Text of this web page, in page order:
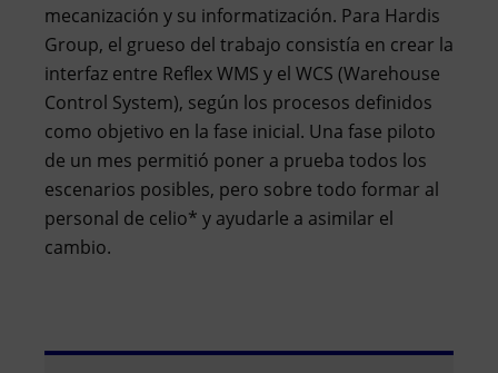
mecanización y su informatización. Para Hardis
Group, el grueso del trabajo consistía en crear la
interfaz entre Reflex WMS y el WCS (Warehouse
Control System), según los procesos definidos
como objetivo en la fase inicial. Una fase piloto
de un mes permitió poner a prueba todos los
escenarios posibles, pero sobre todo formar al
personal de celio* y ayudarle a asimilar el
cambio.